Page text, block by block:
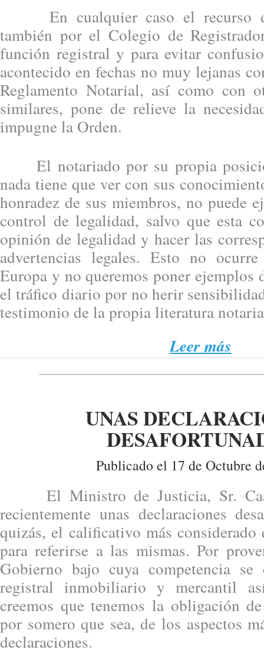
En cualquier caso el recurso
también por el Colegio de
función registral y para evitar
acontecido en fechas no muy lejanas
Reglamento Notarial, así como con
similares, pone de relieve la
impugne la Orden.
El notariado por su propia
nada tiene que ver con sus
honradez de sus miembros, no puede
control de legalidad, salvo que esta
opinión de legalidad y hacer las
advertencias legales. Esto no
Europa y no queremos poner ejemplos
el tráfico diario por no herir
testimonio de la propia literatura
Leer más
UNAS
Publicado el 17 de Octubre
El Ministro de Justicia, Sr.
recientemente unas declaraciones
quizás, el calificativo más considerado
para referirse a las mismas. Por
Gobierno bajo cuya competencia se
registral inmobiliario y mercantil
creemos que tenemos la obligación
por somero que sea, de los aspectos
declaraciones.